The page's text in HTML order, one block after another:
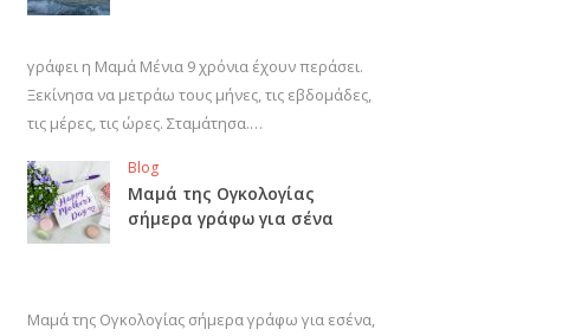
γράφει η Μαμά Μένια 9 χρόνια έχουν περάσει.
Ξεκίνησα να μετράω τους μήνες, τις εβδομάδες,
τις μέρες, τις ώρες. Σταμάτησα.…
Blog
Μαμά της Ογκολογίας
σήμερα γράφω για σένα
Μαμά της Ογκολογίας σήμερα γράφω για εσένα,